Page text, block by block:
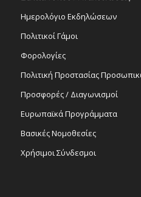
Ημερολόγιο Εκδηλώσεων
Πολιτικοί Γάμοι
Φορολογίες
Πολιτική Προστασίας
Προσφορές / Διαγωνισμοί
Ευρωπαϊκά Προγράμματα
Βασικές Νομοθεσίες
Χρήσιμοι Σύνδεσμοι